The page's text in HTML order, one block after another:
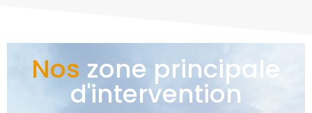
Nos zone principale
d'intervention